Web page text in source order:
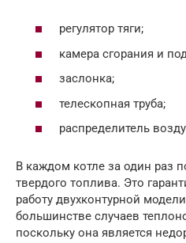
регулятор тяги;
камера сгорания и
заслонка;
телескопная труба;
распределитель
В каждом котле за один раз
твердого топлива. Это
работу двухконтурной
большинстве случаев
поскольку она является